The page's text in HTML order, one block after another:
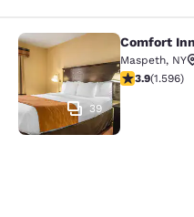
Comfort Inn &
39
Comfort
Maspeth, NY
Valutazione
3.9(1.596)